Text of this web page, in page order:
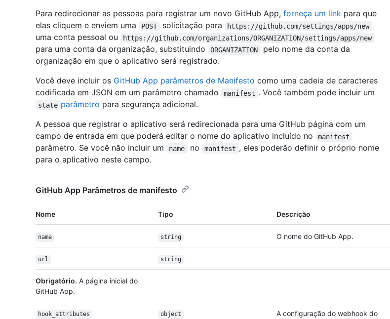
Para redirecionar as pessoas para registrar um novo GitHub App, forneça um link para que
elas cliquem e enviem uma
POST solicitação para https://github.com/settings/apps/new
uma conta pessoal ou https://github.com/organizations/ORGANIZATION/settings/apps/new
para uma conta da organização, substituindo ORGANIZATION
pelo nome da conta da
organização em que o aplicativo será registrado.
Você deve incluir os GitHub App parâmetros de Manifesto como uma cadeia de caracteres
codificada em JSON em um parâmetro chamado
manifest . Você também pode incluir um
state parâmetro para segurança adicional.
A pessoa que registrar o aplicativo será redirecionada para uma GitHub página com um
campo de entrada em que poderá editar o nome do aplicativo incluído no
manifest
parâmetro. Se você não incluir um name no manifest , eles poderão definir o próprio nome
para o aplicativo neste campo.
GitHub App Parâmetros de manifesto
Nome Tipo Descrição
name string O nome do GitHub App.
url string
Obrigatório. A página inicial do
GitHub App.
hook_attributes object
A configuração do webhook do